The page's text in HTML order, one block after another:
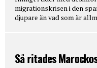
migrationskrisen i den
djupare än vad som är
Så ritades